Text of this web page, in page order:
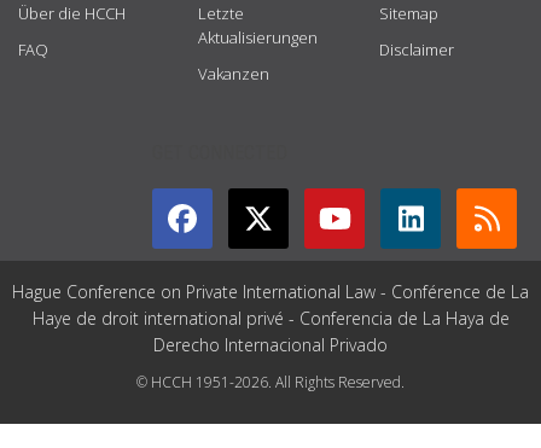
Über die HCCH
FAQ
Letzte
Aktualisierungen
Vakanzen
Sitemap
Disclaimer
Hague Conference on Private International Law - Conférence de La
Haye de droit international privé - Conferencia de La Haya de
Derecho Internacional Privado
© HCCH 1951-2026. All Rights Reserved.